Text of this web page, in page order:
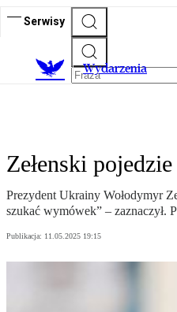
Serwisy
Wydarzenia
Zełenski
Prezydent Ukrainy Wołodymyr
szukać wymówek” – zaznaczył.
Publikacja: 11.05.2025 19:15